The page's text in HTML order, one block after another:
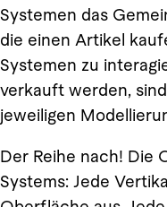
Systemen das
die einen Artikel
Systemen zu
verkauft werden,
jeweiligen
Der Reihe nach! Die
Systems: Jede